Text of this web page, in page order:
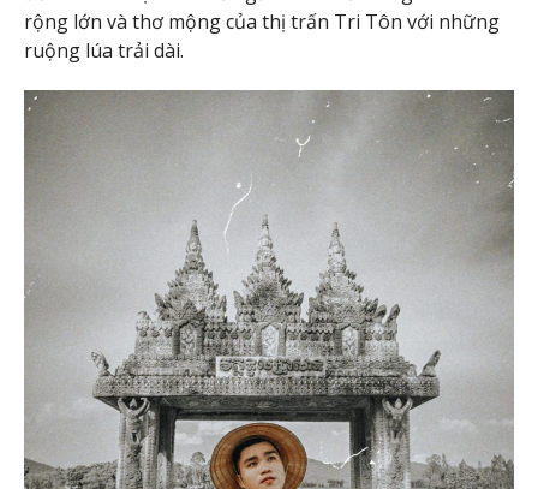
rộng lớn và thơ mộng của thị trấn Tri Tôn với những
ruộng lúa trải dài.